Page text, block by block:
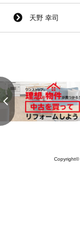
天野 幸司
Copyright©